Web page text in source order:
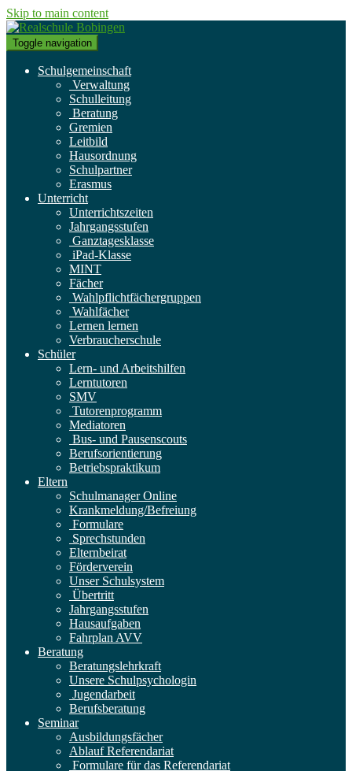
Skip to main content
Toggle navigation
Schulgemeinschaft
Verwaltung
Schulleitung
Beratung
Gremien
Leitbild
Hausordnung
Schulpartner
Erasmus
Unterricht
Unterrichtszeiten
Jahrgangsstufen
Ganztagesklasse
iPad-Klasse
MINT
Fächer
Wahlpflichtfächergruppen
Wahlfächer
Lernen lernen
Verbraucherschule
Schüler
Lern- und Arbeitshilfen
Lerntutoren
SMV
Tutorenprogramm
Mediatoren
Bus- und Pausenscouts
Berufsorientierung
Betriebspraktikum
Eltern
Schulmanager Online
Krankmeldung/Befreiung
Formulare
Sprechstunden
Elternbeirat
Förderverein
Unser Schulsystem
Übertritt
Jahrgangsstufen
Hausaufgaben
Fahrplan AVV
Beratung
Beratungslehrkraft
Unsere Schulpsychologin
Jugendarbeit
Berufsberatung
Seminar
Ausbildungsfächer
Ablauf Referendariat
Formulare für das Referendariat